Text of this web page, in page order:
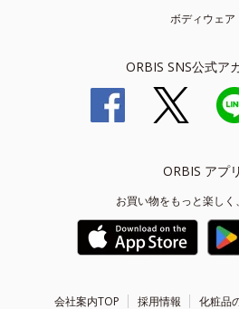
ボディウェア
ORBIS SNS公式ア
ORBIS アプリ
お買い物をもっと楽しく
会社案内TOP 採用情報 化粧品